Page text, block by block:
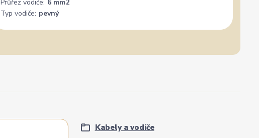
Průřez vodiče: 6 mm2
Typ vodiče: pevný
Kabely a vodiče